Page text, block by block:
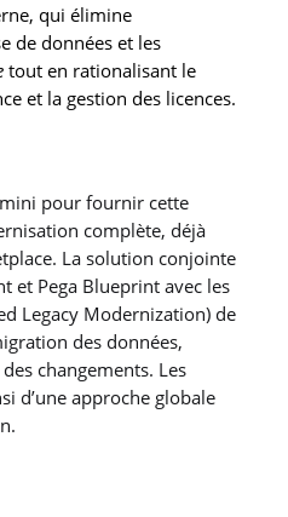
qui élimine
de données et les
tout en rationalisant le
et la gestion des licences.
pour fournir cette
complète, déjà
La solution conjointe
et Pega Blueprint avec les
Legacy Modernization) de
des données,
changements. Les
d’une approche globale